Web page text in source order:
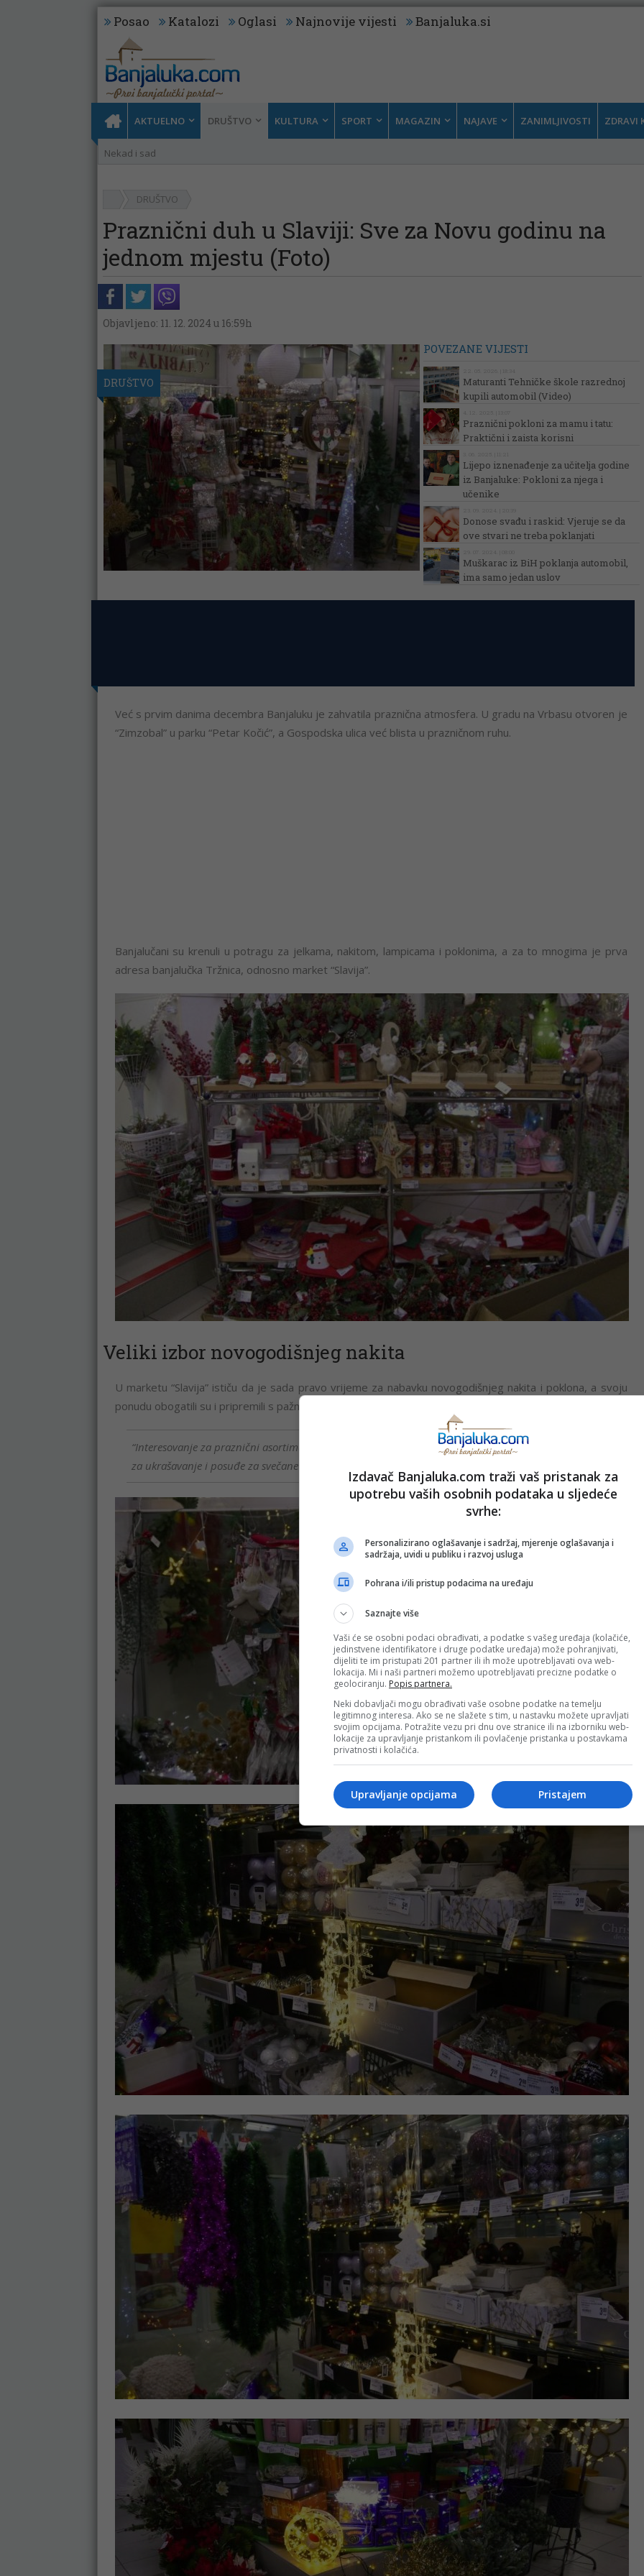
Posao Katalozi Oglasi Najnovije vijesti Banjaluka.si
AKTUELNO DRUŠTVO
Nekad i sad
KULTURA SPORT MAGAZIN NAJAVE ZANIMLJIVOSTI ZDRAVI
DRUŠTVO
Praznični duh u Slaviji: Sve za Novu godinu na
jednom mjestu (Foto)
Objavljeno: 11. 12. 2024 u 16:59h
DRUŠTVO
POVEZANE VIJESTI
Maturanti Tehničke škole razrednoj
kupili automobil (Video)
Praznični pokloni za mamu i tatu:
Praktični i zaista korisni
Lijepo iznenađenje za učitelja godine
iz Banjaluke: Pokloni za njega i
učenike
Donose svađu i raskid: Vjeruje se da
ove stvari ne treba poklanjati
Muškarac iz BiH poklanja automobil,
ima samo jedan uslov
Već s prvim danima decembra Banjaluku je zahvatila praznična atmosfera. U gradu na Vrbasu otvoren je
“Zimzobal” u parku “Petar Kočić”, a Gospodska ulica već blista u prazničnom ruhu.
Banjalučani su krenuli u potragu za jelkama, nakitom, lampicama i poklonima, a za to mnogima je prva
adresa banjalučka Tržnica, odnosno market “Slavija”.
Veliki izbor novogodišnjeg nakita
U marketu “Slavija” ističu da je sada pravo vrijeme za nabavku novogodišnjeg nakita i poklona, a svoju
ponudu obogatili su i pripremili s pažnjom za novogodišnje praznike.
“Interesovanje za praznični asortiman raste iz dana u dan. Naše najtraženije artikle čine jelke, nakit
za ukrašavanje i posuđe za svečane trpeze,” rekla je Sandra Kostić, poslovođa marketa “Slavija”.
Izdavač Banjaluka.com traži vaš pristanak za
upotrebu vaših osobnih podataka u sljedeće
svrhe:
Personalizirano oglašavanje i sadržaj, mjerenje oglašavanja i
sadržaja, uvidi u publiku i razvoj usluga
Pohrana i/ili pristup podacima na uređaju
Saznajte više
Vaši će se osobni podaci obrađivati, a podatke s vašeg uređaja (kolačiće,
jedinstvene identifikatore i druge podatke uređaja) može pohranjivati,
dijeliti te im pristupati 201 partner ili ih može upotrebljavati ova web-
lokacija. Mi i naši partneri možemo upotrebljavati precizne podatke o
geolociranju. Popis partnera.
Neki dobavljači mogu obrađivati vaše osobne podatke na temelju
legitimnog interesa. Ako se ne slažete s tim, u nastavku možete upravljati
svojim opcijama. Potražite vezu pri dnu ove stranice ili na izborniku web-
lokacije za upravljanje pristankom ili povlačenje pristanka u postavkama
privatnosti i kolačića.
Pristajem
Upravljanje opcijama